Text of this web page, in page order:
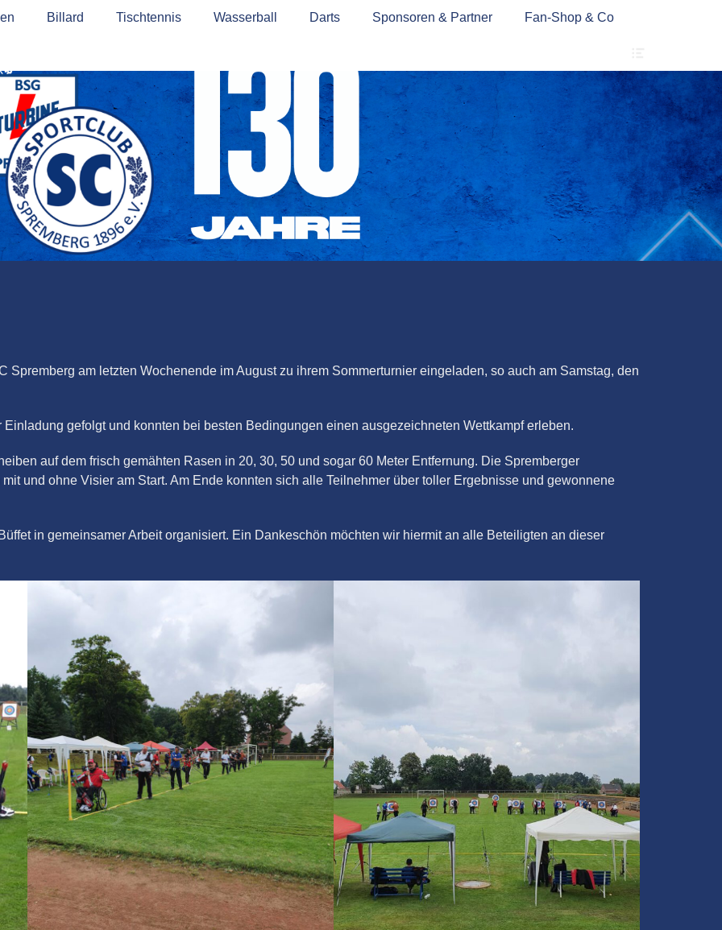
Billard Tischtennis Wasserball Darts Sponsoren & Partner Fan-Shop & Co
Cookie-Richtlinie (EU)
am letzten Wochenende im August zu ihrem Sommerturnier eingeladen, so auch am Samstag, den
gefolgt und konnten bei besten Bedingungen einen ausgezeichneten Wettkampf erleben.
auf dem frisch gemähten Rasen in 20, 30, 50 und sogar 60 Meter Entfernung. Die Spremberger
und ohne Visier am Start. Am Ende konnten sich alle Teilnehmer über toller Ergebnisse und gewonnene
in gemeinsamer Arbeit organisiert. Ein Dankeschön möchten wir hiermit an alle Beteiligten an dieser